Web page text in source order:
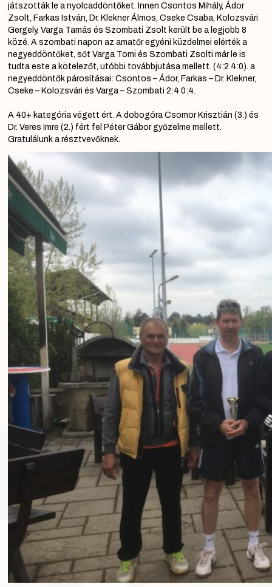
játszották le a nyolcaddöntőket. Innen Csontos Mihály, Ádor
Zsolt, Farkas István, Dr. Klekner Álmos, Cseke Csaba, Kolozsvári
Gergely, Varga Tamás és Szombati Zsolt került be a legjobb 8
közé. A szombati napon az amatőr egyéni küzdelmei elérték a
negyeddöntőket, sőt Varga Tomi és Szombati Zsolti már le is
tudta este a kötelezőt, utóbbi továbbjutása mellett. (4:2 4:0). a
negyeddöntők párosításai: Csontos – Ádor, Farkas – Dr. Klekner,
Cseke – Kolozsvári és Varga – Szombati 2:4 0:4.
A 40+ kategória végett ért. A dobogóra Csomor Krisztián (3.) és
Dr. Veres Imre (2.) fért fel Péter Gábor győzelme mellett.
Gratulálunk a résztvevőknek.